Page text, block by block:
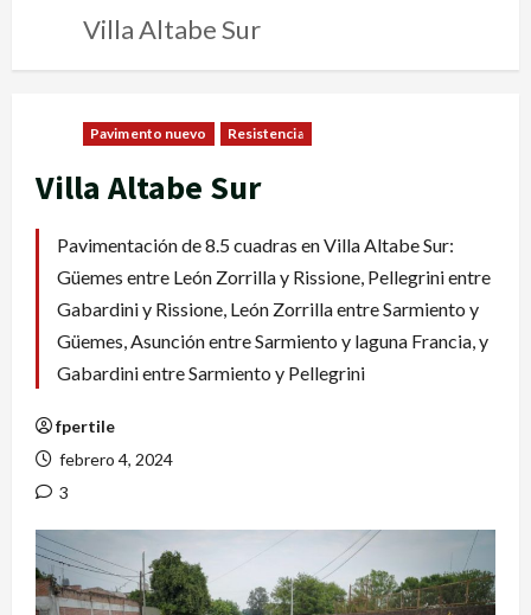
Villa Altabe Sur
Pavimento nuevo Resistencia
Villa Altabe Sur
Pavimentación de 8.5 cuadras en Villa Altabe Sur:
Güemes entre León Zorrilla y Rissione, Pellegrini entre
Gabardini y Rissione, León Zorrilla entre Sarmiento y
Güemes, Asunción entre Sarmiento y laguna Francia, y
Gabardini entre Sarmiento y Pellegrini
fpertile
febrero 4, 2024
3